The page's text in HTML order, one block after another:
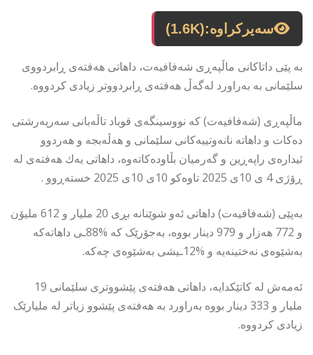
سەیرکراوە:(1.6K)
بە پێی داتاکانی ماڵپەڕی شەفافیەت، داهاتی هەفتەی ڕابردووی
سلێمانی بە بەراورد لەگەڵ هەفتەی ڕابردووتر زیادی کردووە.
ماڵپەڕی (شەفافیەت) کە نووسینگەی قوباد تاڵەبانی سەرپەرشتی
دەکات و داهاتە نانەوتییەكانی سلێمانی و هەڵەبجە و هەردوو
ئیدارەی راپەڕین و گەرمیان بڵاودەکاتەوە، داهاتی یەك هەفتەی لە
ڕۆژی 4 ی 10ی 2025 تاوەکو 10ی 10ی 2025 خستەڕوو .
بەپێی (شەفافیەت) داهاتی ئەو شوێنانە بڕی 20 ملیار و 612 ملیۆن
و 772 هەزار و 979 دینار بووە، بەجۆرێک كە %88ـی داهاتەكە
بەشێوەی نەختینەیە و %12ـیشی بەشێوەی چەكە.
ئەمەش لە کاتێکدایە، داهاتی هەفتەی پێشووتری سلێمانی 19
ملیار و 333 دینار بووە بەراورد بە هەفتەی پێشوو زیاتر لە ملیارێک
زیادی کردووە.